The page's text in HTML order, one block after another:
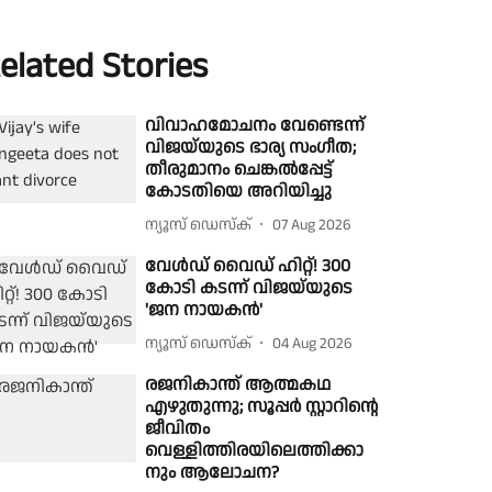
Stories
വിവാഹമോചനം വേണ്ടെന്ന്
വിജയ്‌യുടെ ഭാര്യ സംഗീത;
തീരുമാനം ചെങ്കൽപ്പേട്ട്
കോടതിയെ അറിയിച്ചു
ന്യൂസ് ഡെസ്ക് 07 Aug 2026
വേൾഡ് വൈഡ് ഹിറ്റ്! 300
കോടി കടന്ന് വിജയ്‌യുടെ
'ജന നായകൻ'
ന്യൂസ് ഡെസ്ക് 04 Aug 2026
രജനികാന്ത് ആത്മകഥ
എഴുതുന്നു; സൂപ്പർ സ്റ്റാറിന്റെ
ജീവിതം
വെള്ളിത്തിരയിലെത്തിക്കാ
നും ആലോചന?